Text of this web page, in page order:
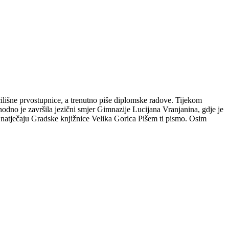
prvostupnice, a trenutno piše diplomske radove. Tijekom
je završila jezični smjer Gimnazije Lucijana Vranjanina, gdje je
Gradske knjižnice Velika Gorica Pišem ti pismo. Osim